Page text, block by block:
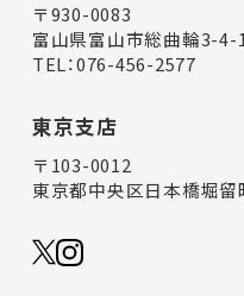
〒930-0083
富山県富山市総曲輪3-
TEL：076-456-2577
東京支店
〒103-0012
東京都中央区日本橋堀